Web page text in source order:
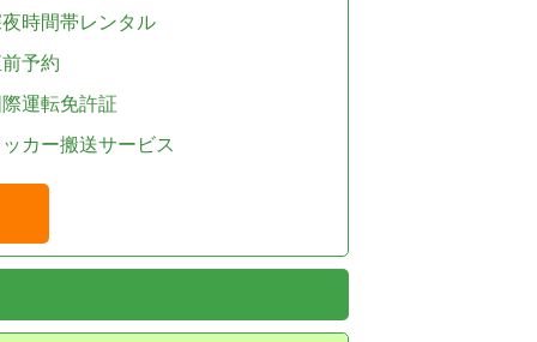
時間帯レンタル
予約
運転免許証
カー搬送サービス